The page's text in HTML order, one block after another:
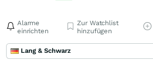
Alarme
einrichten
Zur Watchlist
hinzufügen
Lang & Schwarz